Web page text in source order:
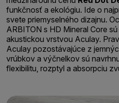
funkčnosť a ekológiu. Ide o
svete priemyselného dizajnu.
ARBITON s HD Mineral Core
akustickou vrstvou Aculay.
Aculay pozostávajúce z
vrúbkov a výčnelkov sú
flexibilitu, rozptyl a absorpciu